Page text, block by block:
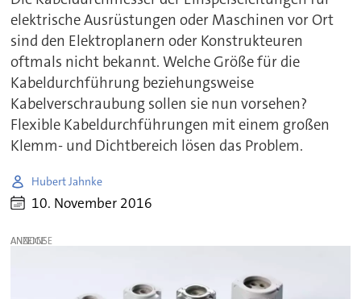
elektrische Ausrüstungen oder Maschinen vor Ort
sind den Elektroplanern oder Konstrukteuren
oftmals nicht bekannt. Welche Größe für die
Kabeldurchführung beziehungsweise
Kabelverschraubung sollen sie nun vorsehen?
Flexible Kabeldurchführungen mit einem großen
Klemm- und Dichtbereich lösen das Problem.
Hubert Jahnke
10. November 2016
ANZEIGE